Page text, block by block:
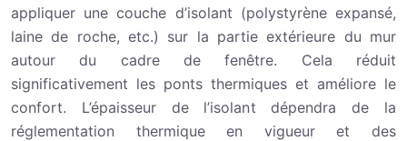
appliquer une couche d’isolant (polystyrène expansé,
laine de roche, etc.) sur la partie extérieure du mur
autour du cadre de fenêtre. Cela réduit
significativement les ponts thermiques et améliore le
confort. L’épaisseur de l’isolant dépendra de la
réglementation thermique en vigueur et des